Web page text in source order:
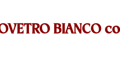
BIANCO